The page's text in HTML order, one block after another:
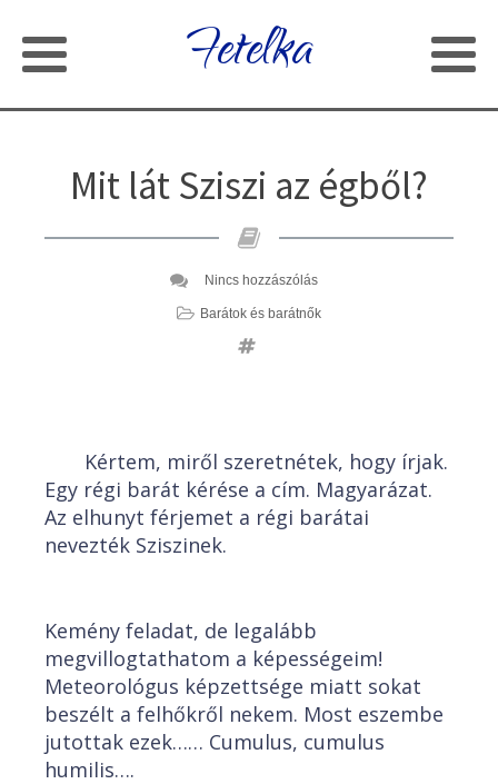
Fetelka
Mit lát Sziszi az égből?
Nincs hozzászólás
Barátok és barátnők
Kértem, miről szeretnétek, hogy írjak.
Egy régi barát kérése a cím. Magyarázat.
Az elhunyt férjemet a régi barátai
nevezték Sziszinek.
Kemény feladat, de legalább
megvillogtathatom a képességeim!
Meteorológus képzettsége miatt sokat
beszélt a felhőkről nekem. Most eszembe
jutottak ezek…… Cumulus, cumulus
humilis….